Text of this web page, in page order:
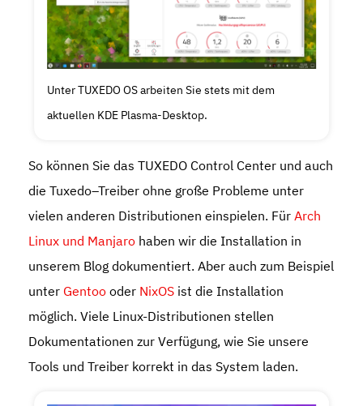
Unter TUXEDO OS arbeiten Sie stets mit dem
aktuellen KDE Plasma-Desktop.
So können Sie das TUXEDO Control Center und auch
die Tuxedo–Treiber ohne große Probleme unter
vielen anderen Distributionen einspielen. FürArch
Linux und Manjaro haben wir die Installation in
unserem Blog dokumentiert. Aber auch zum Beispiel
unter Gentoo oder NixOS ist die Installation
möglich. Viele Linux-Distributionen stellen
Dokumentationen zur Verfügung, wie Sie unsere
Tools und Treiber korrekt in das System laden.